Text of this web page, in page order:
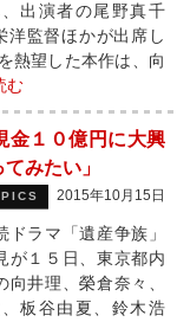
出演者の尾野真千
洋監督ほかが出席し
熱望した本作は、向
む
金１０億円に大興
みたい」
2015年10月15日
ラマ「遺産争族」
が１５日、東京都内
井理、榮倉奈々、
板谷由夏、鈴木浩